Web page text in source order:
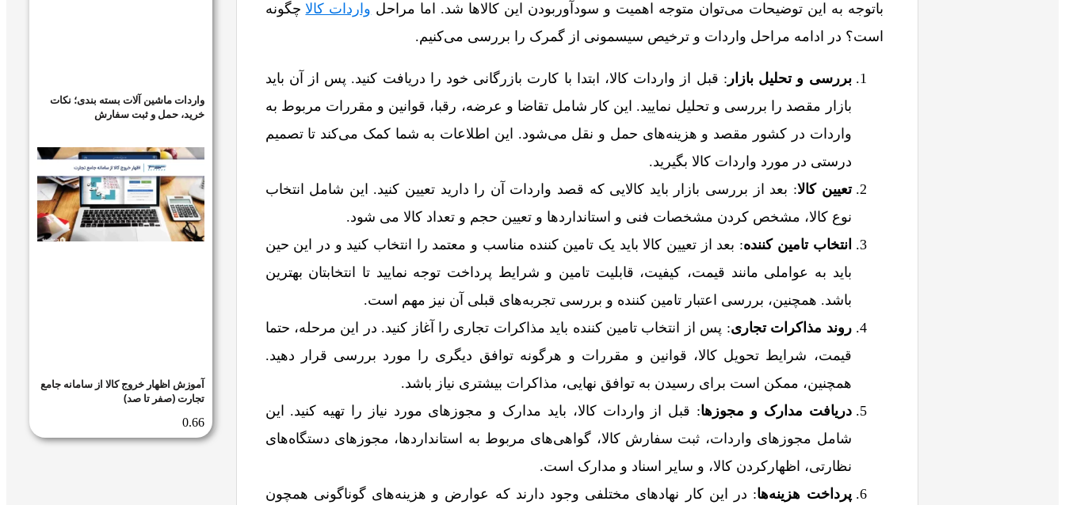
باتوجه به این توضیحات می‌توان متوجه اهمیت و سودآوربودن این کالاها شد. اما مراحل واردات کالا چگونه
است؟ در ادامه مراحل واردات و ترخیص سیسمونی از گمرک را بررسی می‌کنیم.
بررسی و تحلیل بازار : قبل از واردات کالا، ابتدا با کارت بازرگانی خود را دریافت کنید. پس از آن باید
بازار مقصد را بررسی و تحلیل نمایید. این کار شامل تقاضا و عرضه، رقبا، قوانین و مقررات مربوط به
واردات در کشور مقصد و هزینه‌های حمل و نقل می‌شود. این اطلاعات به شما کمک می‌کند تا تصمیم
درستی در مورد واردات کالا بگیرید.
تعیین کالا: بعد از بررسی بازار باید کالایی که قصد واردات آن را دارید تعیین کنید. این شامل انتخاب
نوع کالا، مشخص کردن مشخصات فنی و استانداردها و تعیین حجم و تعداد کالا می شود.
انتخاب تامین کننده: بعد از تعیین کالا باید یک تامین کننده مناسب و معتمد را انتخاب کنید و در این حین
باید به عواملی مانند قیمت، کیفیت، قابلیت تامین و شرایط پرداخت توجه نمایید تا انتخابتان بهترین
باشد. همچنین، بررسی اعتبار تامین کننده و بررسی تجربه‌های قبلی آن نیز مهم است.
روند مذاکرات تجاری: پس از انتخاب تامین کننده باید مذاکرات تجاری را آغاز کنید. در این مرحله، حتما
قیمت، شرایط تحویل کالا، قوانین و مقررات و هرگونه توافق دیگری را مورد بررسی قرار دهید.
همچنین، ممکن است برای رسیدن به توافق نهایی، مذاکرات بیشتری نیاز باشد.
دریافت مدارک و مجوزها: قبل از واردات کالا، باید مدارک و مجوزهای مورد نیاز را تهیه کنید. این
شامل مجوزهای واردات، ثبت سفارش کالا، گواهی‌های مربوط به استانداردها، مجوزهای دستگاه‌های
نظارتی، اظهارکردن کالا، و سایر اسناد و مدارک است.
پرداخت هزینه‌ها: در این کار نهادهای مختلفی وجود دارند که عوارض و هزینه‌های گوناگونی همچون
واردات ماشین آلات بسته بندی؛ نکات
خرید، حمل و ثبت سفارش
آموزش اظهار خروج کالا از سامانه جامع
تجارت (صفر تا صد)